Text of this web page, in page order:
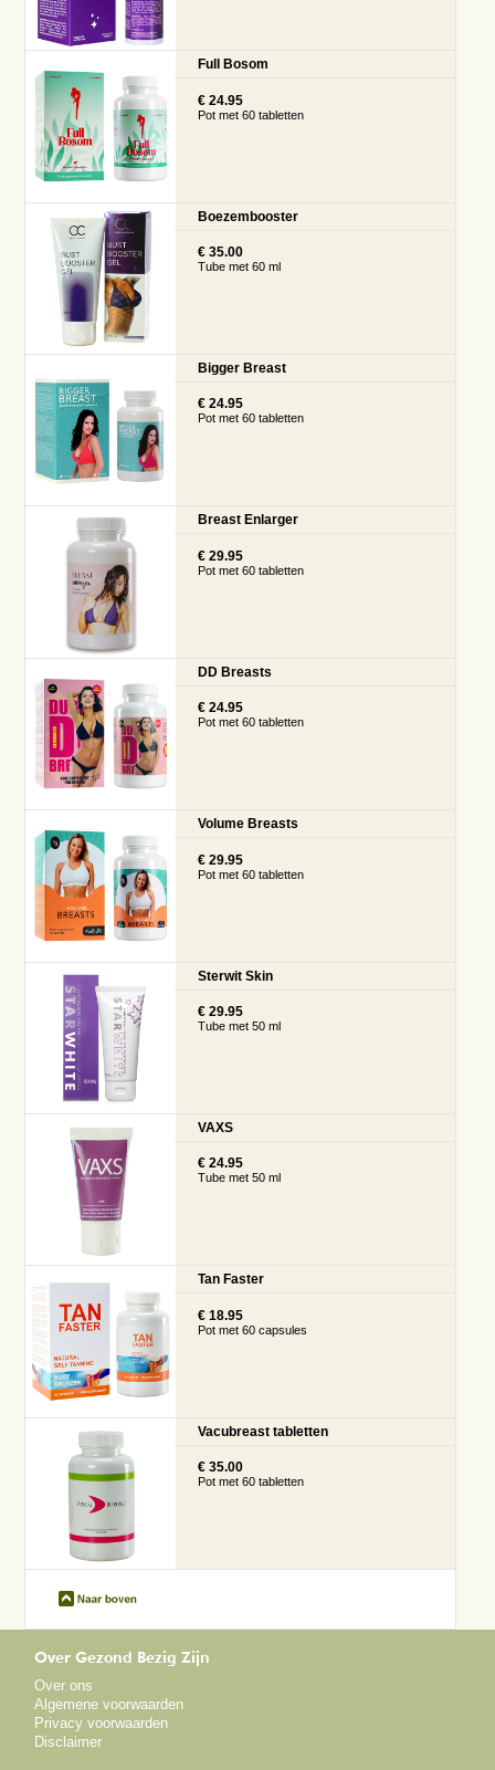
Full Bosom
€ 24.95
Pot met 60 tabletten
Boezembooster
€ 35.00
Tube met 60 ml
Bigger Breast
€ 24.95
Pot met 60 tabletten
Breast Enlarger
€ 29.95
Pot met 60 tabletten
DD Breasts
€ 24.95
Pot met 60 tabletten
Volume Breasts
€ 29.95
Pot met 60 tabletten
Sterwit Skin
€ 29.95
Tube met 50 ml
VAXS
€ 24.95
Tube met 50 ml
Tan Faster
€ 18.95
Pot met 60 capsules
Vacubreast tabletten
€ 35.00
Pot met 60 tabletten
Over Gezond Bezig Zijn
Over ons
Algemene voorwaarden
Privacy voorwaarden
Disclaimer